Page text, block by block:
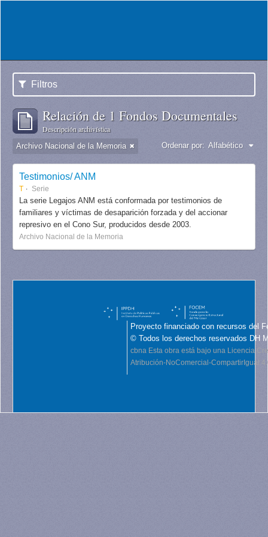
Filtros
Relación de 1 Fondos Documentales
Descripción archivística
Archivo Nacional de la Memoria Ordenar por: Alfabético
Testimonios/ ANM
T Serie
La serie Legajos ANM está conformada por testimonios de
familiares y víctimas de desaparición forzada y del accionar
represivo en el Cono Sur, producidos desde 2003.
Archivo Nacional de la Memoria
Proyecto financiado con recursos del
© Todos los derechos reservados DH
cbna Esta obra está bajo una Licencia
Atribución-NoComercial-CompartirIgual